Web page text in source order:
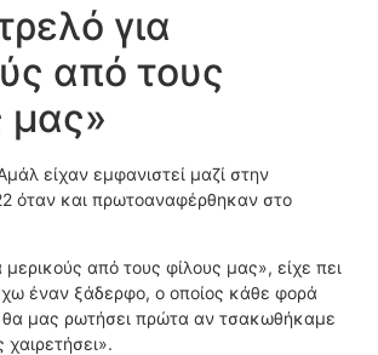
για
από τους
μας»
είχαν εμφανιστεί μαζί στην
όταν και πρωτοαναφέρθηκαν στο
μερικούς από τους φίλους μας», είχε πει
έναν ξάδερφο, ο οποίος κάθε φορά
θα μας ρωτήσει πρώτα αν τσακωθήκαμε